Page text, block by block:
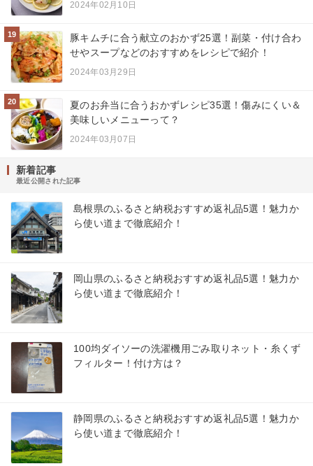
2024年02月10日
19
豚キムチに合う献立のおかず25選！副菜・付け合わ
せやスープなどのおすすめをレシピで紹介！
2024年03月29日
20
夏のお弁当に合うおかずレシピ35選！傷みにくい＆
美味しいメニューって？
2024年03月07日
新着記事
最近公開された記事
島根県のふるさと納税おすすめ返礼品5選！魅力か
ら使い道まで徹底紹介！
岡山県のふるさと納税おすすめ返礼品5選！魅力か
ら使い道まで徹底紹介！
100均ダイソーの洗濯機用ごみ取りネット・糸くず
フィルター！付け方は？
静岡県のふるさと納税おすすめ返礼品5選！魅力か
ら使い道まで徹底紹介！